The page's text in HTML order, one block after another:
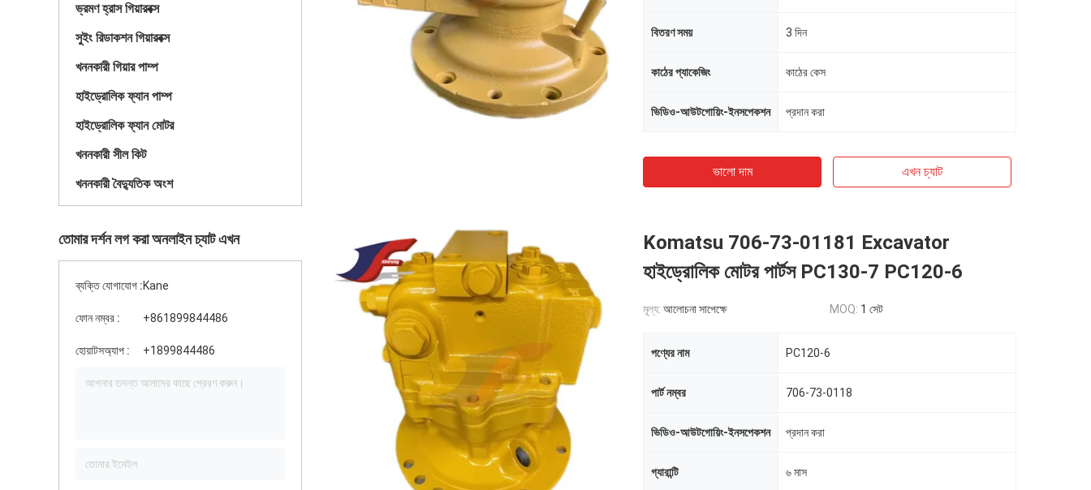
ভ্রমণ হ্রাস গিয়ারবক্স
সুইং রিডাকশন গিয়ারবক্স
খননকারী গিয়ার পাম্প
হাইড্রোলিক ফ্যান পাম্প
হাইড্রোলিক ফ্যান মোটর
খননকারী সীল কিট
খননকারী বৈদ্যুতিক অংশ
তোমার দর্শন লগ করা অনলাইন চ্যাট এখন
ব্যক্তি যোগাযোগ :Kane
ফোন নম্বর : +861899844486
হোয়াটসঅ্যাপ : +1899844486
বিতরণ সময় 3 দিন
কাঠের প্যাকেজিং কাঠের কেস
ভিডিও-আউটগোয়িং-ইনসপেকশন প্রদান করা
ভালো দাম এখন চ্যাট
Komatsu 706-73-01181 Excavator
হাইড্রোলিক মোটর পার্টস PC130-7 PC120-6
মূল্য: আলোচনা সাপেক্ষে MOQ: 1 সেট
পণ্যের নাম PC120-6
পার্ট নম্বর 706-73-0118
ভিডিও-আউটগোয়িং-ইনসপেকশন প্রদান করা
গ্যারান্টি ৬ মাস